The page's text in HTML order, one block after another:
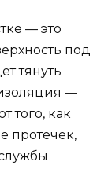
— это
под
тянуть
—
того, как
протечек,